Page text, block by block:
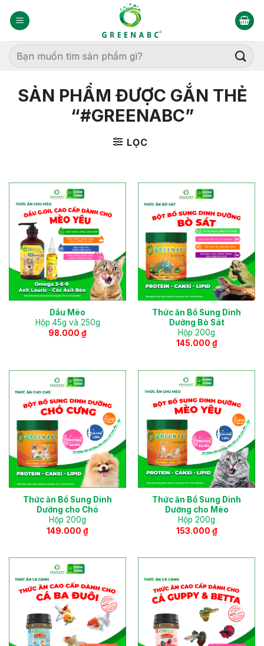
qua
dung
Tìm
kiếm:
SẢN PHẨM ĐƯỢC GẮN THẺ
“#GREENABC”
LỌC
Dầu Mèo
Hộp 45g và 250g
98.000 ₫
Thức ăn Bổ Sung Dinh
Dưỡng Bò Sát
Hộp 200g
145.000 ₫
Thức ăn Bổ Sung Dinh
Dưỡng cho Chó
Hộp 200g
149.000 ₫
Thức ăn Bổ Sung Dinh
Dưỡng cho Mèo
Hộp 200g
153.000 ₫